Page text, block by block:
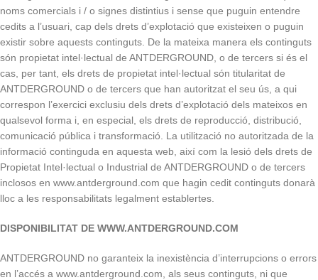
noms comercials i / o signes distintius i sense que puguin entendre
cedits a l’usuari, cap dels drets d’explotació que existeixen o puguin
existir sobre aquests continguts. De la mateixa manera els continguts
són propietat intel·lectual de ANTDERGROUND, o de tercers si és el
cas, per tant, els drets de propietat intel·lectual són titularitat de
ANTDERGROUND o de tercers que han autoritzat el seu ús, a qui
correspon l’exercici exclusiu dels drets d’explotació dels mateixos en
qualsevol forma i, en especial, els drets de reproducció, distribució,
comunicació pública i transformació. La utilització no autoritzada de la
informació continguda en aquesta web, així com la lesió dels drets de
Propietat Intel·lectual o Industrial de ANTDERGROUND o de tercers
inclosos en www.antderground.com que hagin cedit continguts donarà
lloc a les responsabilitats legalment establertes.
DISPONIBILITAT DE WWW.ANTDERGROUND.COM
ANTDERGROUND no garanteix la inexistència d’interrupcions o errors
en l’accés a www.antderground.com, als seus continguts, ni que